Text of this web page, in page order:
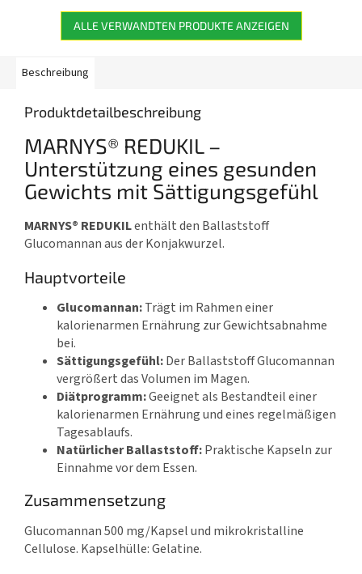
Vitalität,...
ALLE VERWANDTEN PRODUKTE ANZEIGEN
Beschreibung
Produktdetailbeschreibung
MARNYS® REDUKIL –
Unterstützung eines gesunden
Gewichts mit Sättigungsgefühl
MARNYS® REDUKILenthält den Ballaststoff
Glucomannan aus der Konjakwurzel.
Hauptvorteile
Glucomannan:Trägt im Rahmen einer
kalorienarmen Ernährung zur Gewichtsabnahme
bei.
Sättigungsgefühl:Der Ballaststoff Glucomannan
vergrößert das Volumen im Magen.
Diätprogramm:Geeignet als Bestandteil einer
kalorienarmen Ernährung und eines regelmäßigen
Tagesablaufs.
Natürlicher Ballaststoff:Praktische Kapseln zur
Einnahme vor dem Essen.
Zusammensetzung
Glucomannan 500 mg/Kapsel und mikrokristalline
Cellulose. Kapselhülle: Gelatine.